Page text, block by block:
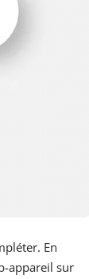
En
appareil sur